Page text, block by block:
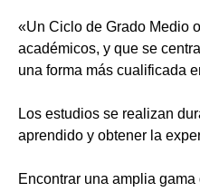
«Un Ciclo de Grado Medio
académicos, y que se
una forma más cualificada
Los estudios se realizan
aprendido y obtener la
Encontrar una amplia